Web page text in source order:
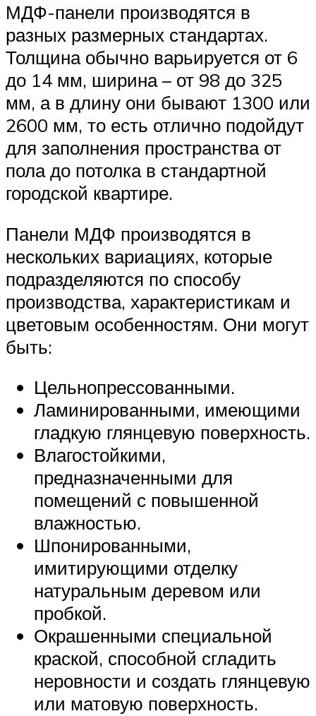
МДФ-панели производятся в
разных размерных стандартах.
Толщина обычно варьируется от 6
до 14 мм, ширина – от 98 до 325
мм, а в длину они бывают 1300 или
2600 мм, то есть отлично подойдут
для заполнения пространства от
пола до потолка в стандартной
городской квартире.
Панели МДФ производятся в
нескольких вариациях, которые
подразделяются по способу
производства, характеристикам и
цветовым особенностям. Они могут
быть:
Цельнопрессованными.
Ламинированными, имеющими
гладкую глянцевую поверхность.
Влагостойкими,
предназначенными для
помещений с повышенной
влажностью.
Шпонированными,
имитирующими отделку
натуральным деревом или
пробкой.
Окрашенными специальной
краской, способной сгладить
неровности и создать глянцевую
или матовую поверхность.